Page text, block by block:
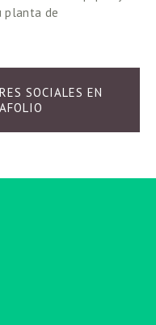
planta de
SOCIALES EN